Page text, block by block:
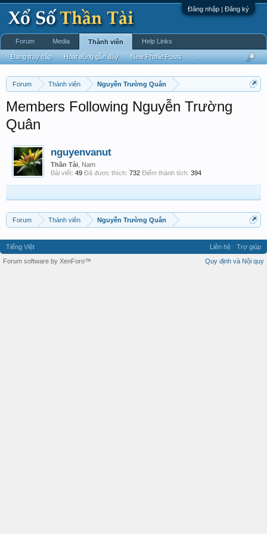
Đăng nhập | Đăng ký
Forum Thành viên Nguyễn Trường Quân
Members Following Nguyễn Trường
Quân
nguyenvanut
Thần Tài , Nam
Bài viết: 49 Đã được thích: 732 Điểm thành tích: 394
Forum Thành viên Nguyễn Trường Quân
Forum Media Thành viên
Đang truy cập Hoạt động gần đây New Profile Posts
Help Links
Tiếng Việt Liên hệ
Trợ giúp
Quy định và Nội quy
Forum software by XenForo™